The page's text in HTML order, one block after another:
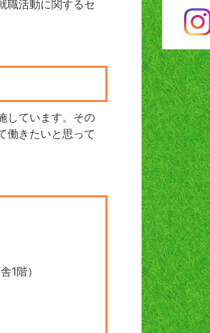
職活動に関するセ
しています。その
働きたいと思って
1階）